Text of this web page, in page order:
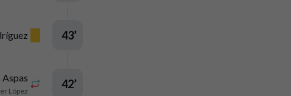
43’
Aspas
López
42’